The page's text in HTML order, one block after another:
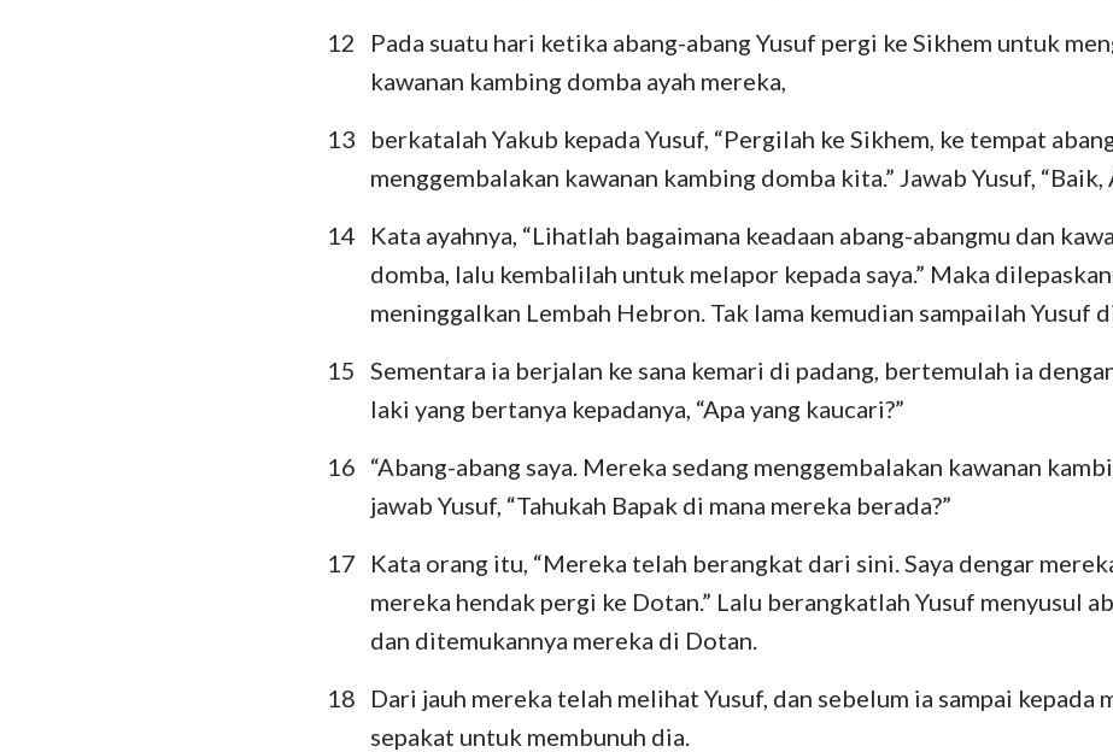
12
Pada suatu hari ketika abang-abang Yusuf pergi ke Sikhem untuk
kawanan kambing domba ayah mereka,
13
berkatalah Yakub kepada Yusuf, “Pergilah ke Sikhem, ke tempat
menggembalakan kawanan kambing domba kita.” Jawab Yusuf, “Baik,
14
Kata ayahnya, “Lihatlah bagaimana keadaan abang-abangmu dan
domba, lalu kembalilah untuk melapor kepada saya.” Maka
meninggalkan Lembah Hebron. Tak lama kemudian sampailah Yusuf
15 Sementara ia berjalan ke sana kemari di padang, bertemulah ia
laki yang bertanya kepadanya, “Apa yang kaucari?”
16 “Abang-abang saya. Mereka sedang menggembalakan kawanan
jawab Yusuf, “Tahukah Bapak di mana mereka berada?”
17
Kata orang itu, “Mereka telah berangkat dari sini. Saya dengar
mereka hendak pergi ke Dotan.” Lalu berangkatlah Yusuf menyusul
dan ditemukannya mereka di Dotan.
18
Dari jauh mereka telah melihat Yusuf, dan sebelum ia sampai kepada
sepakat untuk membunuh dia.